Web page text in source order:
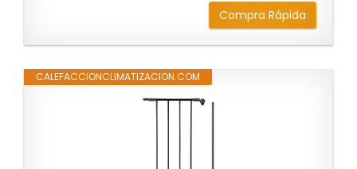
Compra Rápida
CALEFACCIONCLIMATIZACION.COM